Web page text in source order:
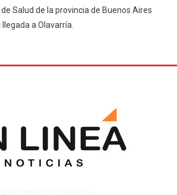
de Salud de la provincia de Buenos Aires
a Olavarría.